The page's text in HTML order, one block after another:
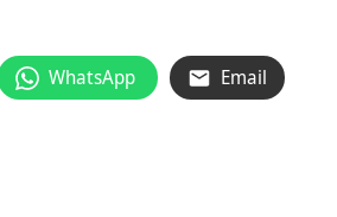
WhatsApp Email